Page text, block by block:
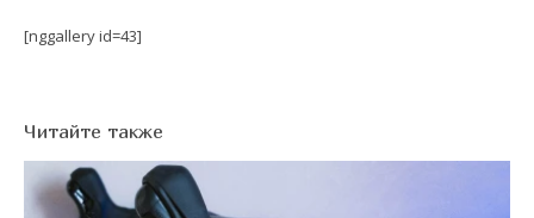
[nggallery id=43]
Читайте также